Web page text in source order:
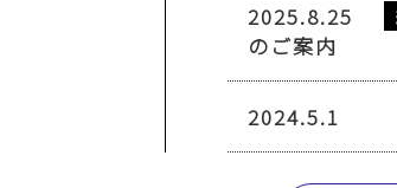
2025.8.25
のご案内
2024.5.1